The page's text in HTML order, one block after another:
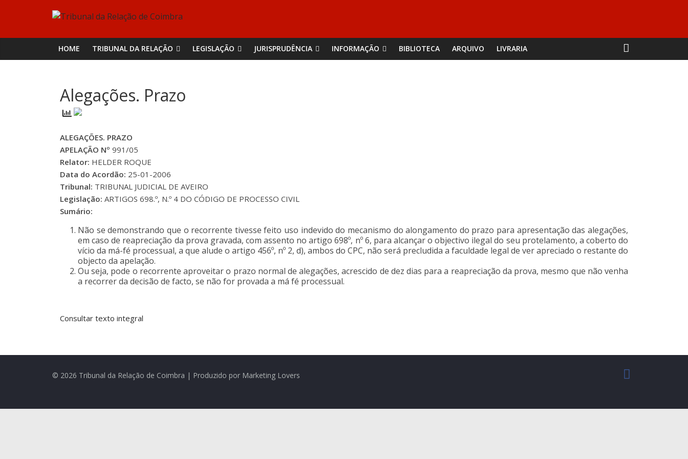
Tribunal
da
Relação
de
Coimbra
HOME TRIBUNAL DA RELAÇÃO LEGISLAÇÃO JURISPRUDÊNCIA INFORMAÇÃO BIBLIOTECA ARQUIVO LIVRARIA
Alegações. Prazo
ALEGAÇÕES. PRAZO
APELAÇÃO Nº 991/05
Relator: HELDER ROQUE
Data do Acordão: 25-01-2006
Tribunal: TRIBUNAL JUDICIAL DE AVEIRO
Legislação: ARTIGOS 698.º, N.º 4 DO CÓDIGO DE PROCESSO CIVIL
Sumário:
Não se demonstrando que o recorrente tivesse feito uso indevido do mecanismo do alongamento do prazo para apresentação das alegações,
em caso de reapreciação da prova gravada, com assento no artigo 698º, nº 6, para alcançar o objectivo ilegal do seu protelamento, a coberto do
vício da má-fé processual, a que alude o artigo 456º, nº 2, d), ambos do CPC, não será precludida a faculdade legal de ver apreciado o restante do
objecto da apelação.
Ou seja, pode o recorrente aproveitar o prazo normal de alegações, acrescido de dez dias para a reapreciação da prova, mesmo que não venha
a recorrer da decisão de facto, se não for provada a má fé processual.
Consultar texto integral
© 2026 Tribunal da Relação de Coimbra | Produzido por Marketing Lovers